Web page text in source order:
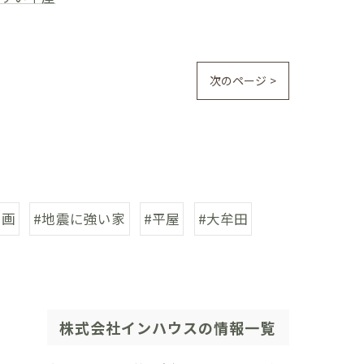
次のページ >
#地震に強い家 #平屋 #大牟田
株式会社インハウスの情報一覧